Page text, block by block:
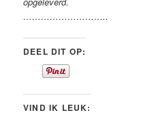
………………………..
DEEL DIT OP:
VIND IK LEUK: